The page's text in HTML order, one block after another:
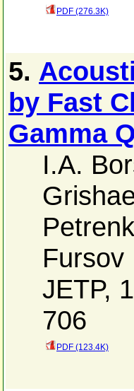
PDF (276.3K)
5.
by Fast
Gamma
I.A.
Fursov
JETP,
706
PDF (123.4K)